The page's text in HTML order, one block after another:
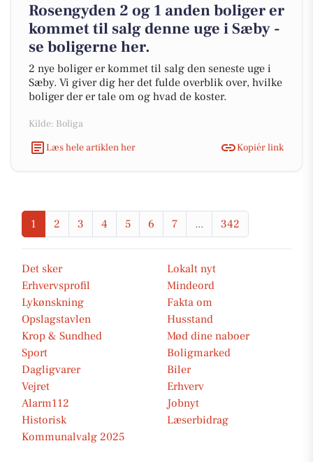
Rosengyden 2 og 1 anden boliger er
kommet til salg denne uge i Sæby -
se boligerne her.
2 nye boliger er kommet til salg den seneste uge i
Sæby. Vi giver dig her det fulde overblik over, hvilke
boliger der er tale om og hvad de koster.
Kilde: Boliga
Læs hele artiklen her
Kopiér link
1 2 3 4 5 6 7 ... 342
Det sker
Lokalt nyt
Erhvervsprofil
Mindeord
Lykønskning
Fakta om
Opslagstavlen
Husstand
Krop & Sundhed
Mød dine naboer
Sport
Boligmarked
Dagligvarer
Biler
Vejret
Erhverv
Alarm112
Jobnyt
Historisk
Læserbidrag
Kommunalvalg 2025